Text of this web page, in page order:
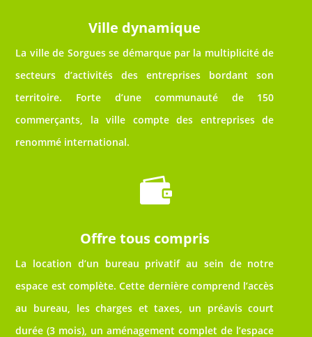
Ville dynamique
La ville de Sorgues se démarque par la multiplicité de
secteurs d’activités des entreprises bordant son
territoire. Forte d’une communauté de 150
commerçants, la ville compte des entreprises de
renommé international.

Offre tous compris
La location d’un bureau privatif au sein de notre
espace est complète. Cette dernière comprend l’accès
au bureau, les charges et taxes, un préavis court
durée (3 mois), un aménagement complet de l’espace